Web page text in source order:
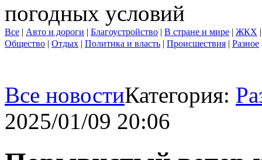
погодных условий
Все | Авто и дороги | Благоустройство | В стране и мире | ЖКХ
Общество | Отдых | Политика и власть | Происшествия | Разное
Все новостиКатегория:
2025/01/09 20:06